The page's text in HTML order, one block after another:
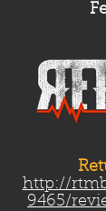
http://
9465/